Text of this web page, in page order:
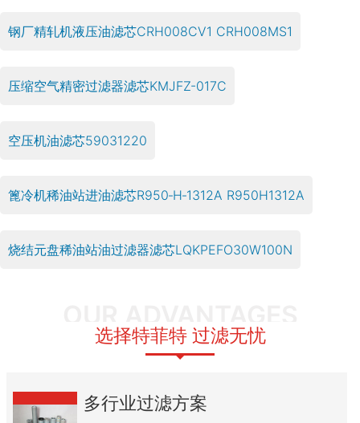
钢厂精轧机液压油滤芯CRH008CV1 CRH008MS1
压缩空气精密过滤器滤芯KMJFZ-017C
空压机油滤芯59031220
篦冷机稀油站进油滤芯R950‑H‑1312A R950H1312A
烧结元盘稀油站油过滤器滤芯LQKPEFO30W100N
选择特菲特 过滤无忧
多行业过滤方案